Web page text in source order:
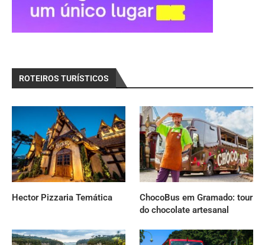
ROTEIROS TURÍSTICOS
Hector Pizzaria Temática
ChocoBus em Gramado: tour
do chocolate artesanal